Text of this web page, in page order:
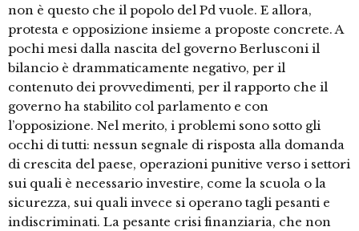
non è questo che il popolo del Pd vuole. E allora,
protesta e opposizione insieme a proposte concrete. A
pochi mesi dalla nascita del governo Berlusconi il
bilancio è drammaticamente negativo, per il
contenuto dei provvedimenti, per il rapporto che il
governo ha stabilito col parlamento e con
l’opposizione. Nel merito, i problemi sono sotto gli
occhi di tutti: nessun segnale di risposta alla domanda
di crescita del paese, operazioni punitive verso i settori
sui quali è necessario investire, come la scuola o la
sicurezza, sui quali invece si operano tagli pesanti e
indiscriminati. La pesante crisi finanziaria, che non